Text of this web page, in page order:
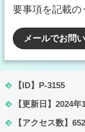
要事項を記載の
メールでお問
【ID】 P-3155
【更新日】 2024年
【アクセス数】 652